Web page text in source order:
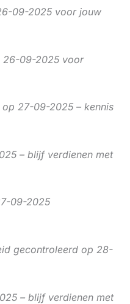
09-2025 voor jouw
26-09-2025 voor
27-09-2025 – kennis
– blijf verdienen met
09-2025
gecontroleerd op 28-
– blijf verdienen met